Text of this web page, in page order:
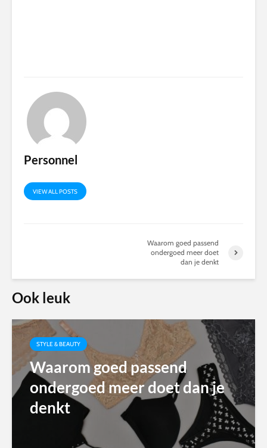
Personnel
VIEW ALL POSTS
Waarom goed passend
ondergoed meer doet
dan je denkt
Ook leuk
STYLE & BEAUTY
Waarom goed passend
ondergoed meer doet dan je
denkt